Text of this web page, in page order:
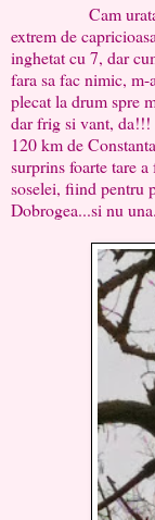
Cam urata
extrem de
inghetat cu 7, dar
fara sa fac nimic, m-
plecat la drum spre
dar frig si vant, da!!!
120 km de
surprins foarte tare
soselei, fiind pentru
Dobrogea...si nu